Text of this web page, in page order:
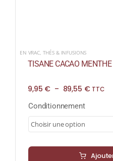
EN VRAC, THÉS & INFUSIONS
TISANE CACAO
9,95 € – 89,55 €Plage
TTC
Conditionnement